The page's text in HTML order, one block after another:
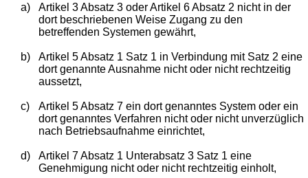
a)
Artikel 3 Absatz 3 oder Artikel 6 Absatz 2 nicht in der
dort beschriebenen Weise Zugang zu den
betreffenden Systemen gewährt,
b)
Artikel 5 Absatz 1 Satz 1 in Verbindung mit Satz 2 eine
dort genannte Ausnahme nicht oder nicht rechtzeitig
aussetzt,
c)
Artikel 5 Absatz 7 ein dort genanntes System oder ein
dort genanntes Verfahren nicht oder nicht unverzüglich
nach Betriebsaufnahme einrichtet,
d)
Artikel 7 Absatz 1 Unterabsatz 3 Satz 1 eine
Genehmigung nicht oder nicht rechtzeitig einholt,